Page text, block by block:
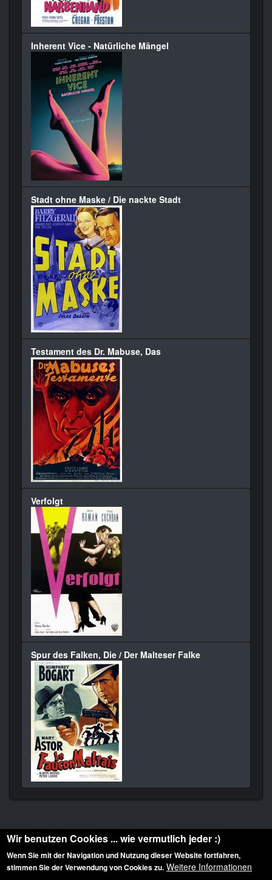
Inherent Vice - Natürliche Mängel
Stadt ohne Maske / Die nackte Stadt
Testament des Dr. Mabuse, Das
Verfolgt
Spur des Falken, Die / Der Malteser Falke
Diese Website ist urheberrechtlich geschützt: © 2010-2026 der Film Noir de. Alle
Wir benutzen Cookies ... wie vermutlich jeder :)
Wenn Sie mit der Navigation und Nutzung dieser Website fortfahren,
stimmen Sie der Verwendung von Cookies zu. Weitere Informationen